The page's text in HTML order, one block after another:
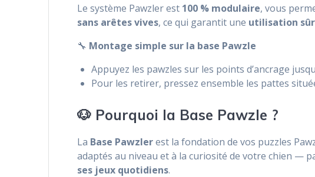
Le système Pawzler est 100 % modulaire, vous
sans arêtes vives, ce qui garantit une utilisation
🔧 Montage simple sur la base Pawzle
Appuyez les pawzles sur les points d’ancrage
Pour les retirer, pressez ensemble les pattes
🐶 Pourquoi la Base Pawzle ?
La Base Pawzlerest la fondation de vos puzzles
adaptés au niveau et à la curiosité de votre chien —
ses jeux quotidiens.